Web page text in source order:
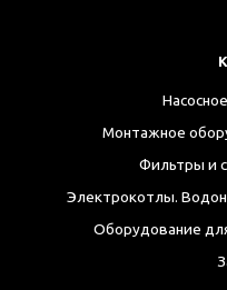
Монтажное
Фильтры и
Электрокотлы.
Оборудование